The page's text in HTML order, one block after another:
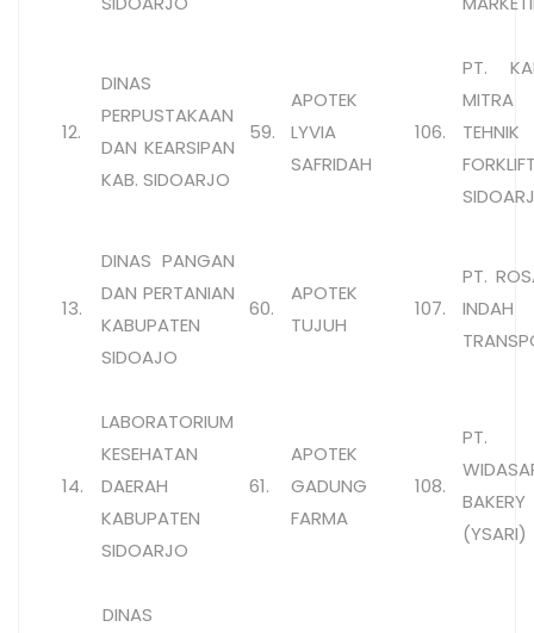
12.
DINAS
PERPUSTAKAAN
DAN KEARSIPAN
KAB. SIDOARJO
59.
APOTEK
LYVIA
SAFRIDAH
106.
PT.
MITRA
TEHNIK
13.
DINAS PANGAN
DAN PERTANIAN
KABUPATEN
SIDOAJO
60.
APOTEK
TUJUH
107.
PT.
INDAH
14.
LABORATORIUM
KESEHATAN
DAERAH
KABUPATEN
SIDOARJO
61.
APOTEK
GADUNG
FARMA
108.
PT.
BAKERY
(YSARI)
DINAS